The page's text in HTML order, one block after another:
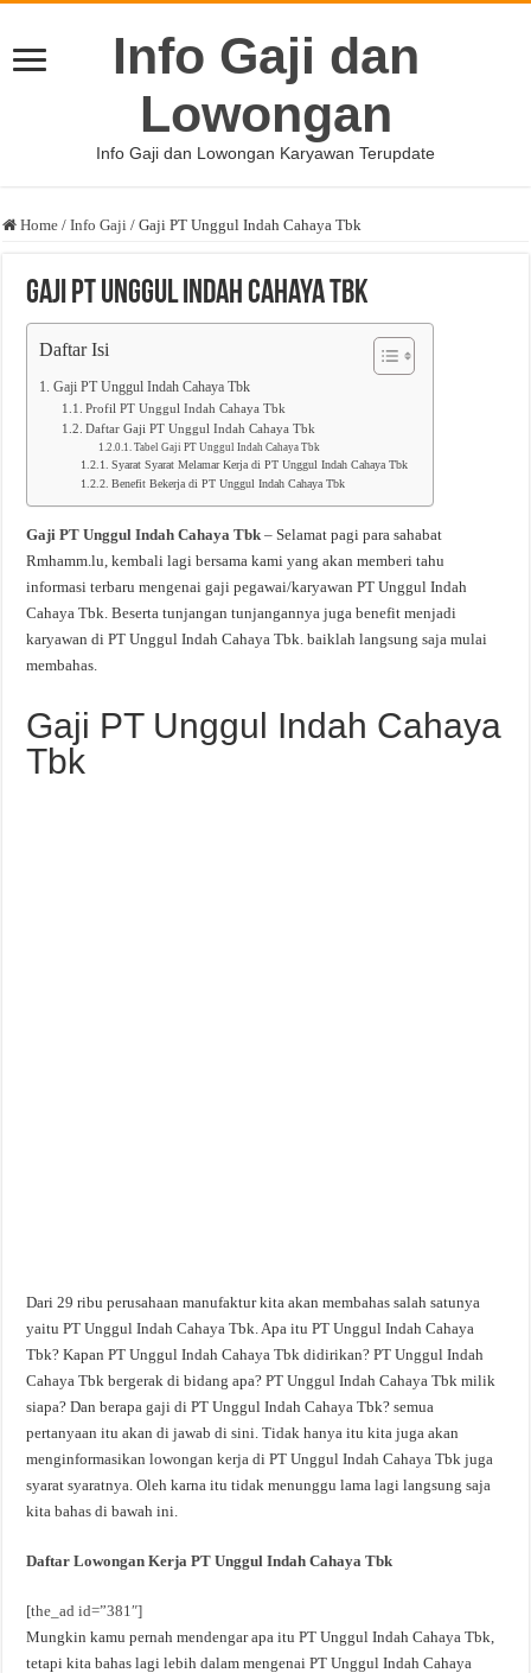
Info Gaji dan
Lowongan
Info Gaji dan Lowongan Karyawan Terupdate
Home / Info Gaji / Gaji PT Unggul Indah Cahaya Tbk
Gaji PT Unggul Indah Cahaya Tbk
Daftar Isi
Gaji PT Unggul Indah Cahaya Tbk
Profil PT Unggul Indah Cahaya Tbk
Daftar Gaji PT Unggul Indah Cahaya Tbk
Tabel Gaji PT Unggul Indah Cahaya Tbk
Syarat Syarat Melamar Kerja di PT Unggul Indah Cahaya Tbk
Benefit Bekerja di PT Unggul Indah Cahaya Tbk
Gaji PT Unggul Indah Cahaya Tbk – Selamat pagi para sahabat
Rmhamm.lu, kembali lagi bersama kami yang akan memberi tahu
informasi terbaru mengenai gaji pegawai/karyawan PT Unggul Indah
Cahaya Tbk. Beserta tunjangan tunjangannya juga benefit menjadi
karyawan di PT Unggul Indah Cahaya Tbk. baiklah langsung saja mulai
membahas.
Gaji PT Unggul Indah Cahaya
Tbk
Dari 29 ribu perusahaan manufaktur kita akan membahas salah satunya
yaitu PT Unggul Indah Cahaya Tbk. Apa itu PT Unggul Indah Cahaya
Tbk? Kapan PT Unggul Indah Cahaya Tbk didirikan? PT Unggul Indah
Cahaya Tbk bergerak di bidang apa? PT Unggul Indah Cahaya Tbk milik
siapa? Dan berapa gaji di PT Unggul Indah Cahaya Tbk? semua
pertanyaan itu akan di jawab di sini. Tidak hanya itu kita juga akan
menginformasikan lowongan kerja di PT Unggul Indah Cahaya Tbk juga
syarat syaratnya. Oleh karna itu tidak menunggu lama lagi langsung saja
kita bahas di bawah ini.
Daftar Lowongan Kerja PT Unggul Indah Cahaya Tbk
[the_ad id=”381″]
Mungkin kamu pernah mendengar apa itu PT Unggul Indah Cahaya Tbk,
tetapi kita bahas lagi lebih dalam mengenai PT Unggul Indah Cahaya